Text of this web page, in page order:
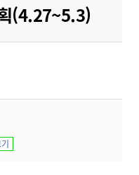
(4.27~5.3)